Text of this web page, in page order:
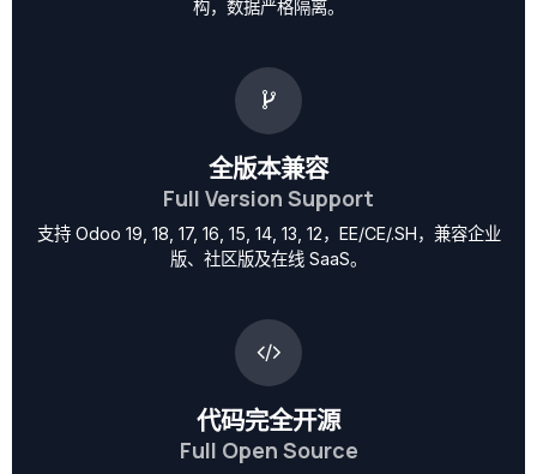
构，数据严格隔离。
全版本兼容
Full Version Support
支持 Odoo 19, 18, 17, 16, 15, 14, 13, 12，EE/CE/.SH，兼容企业
版、社区版及在线 SaaS。
代码完全开源
Full Open Source